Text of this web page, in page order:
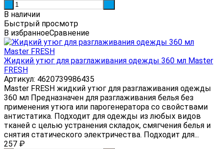
В наличии
Быстрый просмотр
В избранноеСравнение
Жидкий утюг для разглаживания одежды 360 мл Master
FRESH
Артикул: 4620739986435
Master FRESH жидкий утюг для разглаживания одежды
360 мл Предназначен для разглаживания белья без
применения утюга или парогенератора со свойствами
антистатика. Подходит для одежды из любых видов
тканей с целью устранения складок, смягчения белья и
снятия статического электричества. Подходит для...
257 ₽